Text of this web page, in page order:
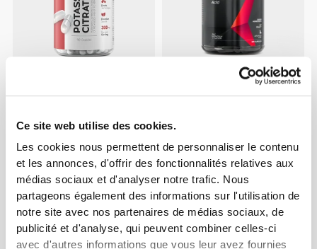
Ce site web utilise des cookies.
Les cookies nous permettent de personnaliser le contenu
et les annonces, d'offrir des fonctionnalités relatives aux
médias sociaux et d'analyser notre trafic. Nous
partageons également des informations sur l'utilisation de
notre site avec nos partenaires de médias sociaux, de
publicité et d'analyse, qui peuvent combiner celles-ci
avec d'autres informations que vous leur avez fournies
gélules